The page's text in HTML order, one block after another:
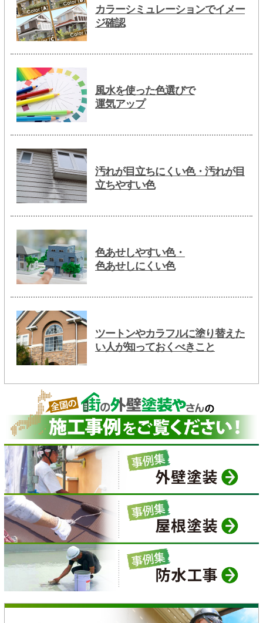
カラーシミュレーションでイメー
ジ確認
風水を使った色選びで
運気アップ
汚れが目立ちにくい色・汚れが目
立ちやすい色
色あせしやすい色・
色あせしにくい色
ツートンやカラフルに塗り替えた
い人が知っておくべきこと